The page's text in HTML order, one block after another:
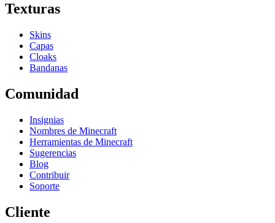
Texturas
Skins
Capas
Cloaks
Bandanas
Comunidad
Insignias
Nombres de Minecraft
Herramientas de Minecraft
Sugerencias
Blog
Contribuir
Soporte
Cliente